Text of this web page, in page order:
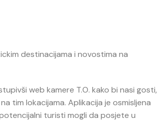
destinacijama i novostima na
web kamere T.O. kako bi nasi gosti,
tim lokacijama. Aplikacija je osmisljena
turisti mogli da posjete u